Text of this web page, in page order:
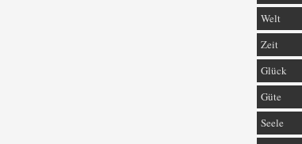
Welt
Zeit
Glück
Güte
Seele